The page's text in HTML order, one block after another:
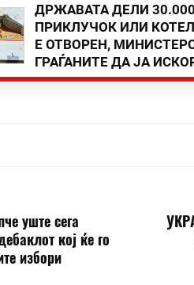
ДРЖАВАТА ДЕЛИ
ПРИКЛУЧОК ИЛИ
Е ОТВОРЕН,
ГРАЃАНИТЕ ДА ЈА
уште сега
кој ќе го
избори